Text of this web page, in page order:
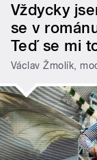
Vždycky
se v
Teď se mi
Václav Žmolík,